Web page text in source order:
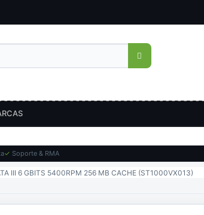
✓ Soporte & RMA
III 6 GBITS 5400RPM 256 MB CACHE (ST1000VX013)